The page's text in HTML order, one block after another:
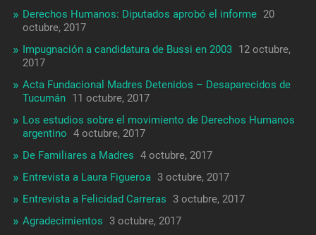
Derechos Humanos: Diputados aprobó el informe 20
octubre, 2017
Impugnación a candidatura de Bussi en 2003 12 octubre,
2017
Acta Fundacional Madres Detenidos – Desaparecidos de
Tucumán 11 octubre, 2017
Los estudios sobre el movimiento de Derechos Humanos
argentino 4 octubre, 2017
De Familiares a Madres 4 octubre, 2017
Entrevista a Laura Figueroa 3 octubre, 2017
Entrevista a Felicidad Carreras 3 octubre, 2017
Agradecimientos 3 octubre, 2017